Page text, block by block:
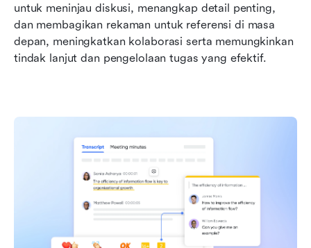
untuk meninjau diskusi, menangkap detail penting,
dan membagikan rekaman untuk referensi di masa
depan, meningkatkan kolaborasi serta memungkinkan
tindak lanjut dan pengelolaan tugas yang efektif.